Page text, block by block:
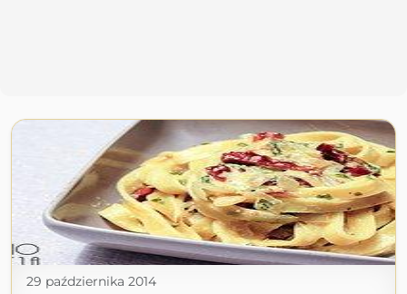
29 października 2014